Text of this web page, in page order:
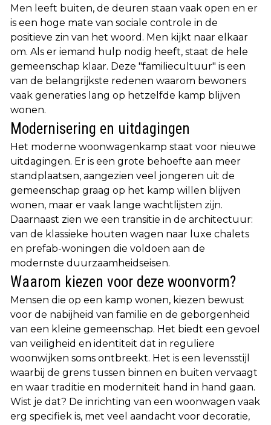
Men leeft buiten, de deuren staan vaak open en er
is een hoge mate van sociale controle in de
positieve zin van het woord. Men kijkt naar elkaar
om. Als er iemand hulp nodig heeft, staat de hele
gemeenschap klaar. Deze "familiecultuur" is een
van de belangrijkste redenen waarom bewoners
vaak generaties lang op hetzelfde kamp blijven
wonen.
Modernisering en uitdagingen
Het moderne woonwagenkamp staat voor nieuwe
uitdagingen. Er is een grote behoefte aan meer
standplaatsen, aangezien veel jongeren uit de
gemeenschap graag op het kamp willen blijven
wonen, maar er vaak lange wachtlijsten zijn.
Daarnaast zien we een transitie in de architectuur:
van de klassieke houten wagen naar luxe chalets
en prefab-woningen die voldoen aan de
modernste duurzaamheidseisen.
Waarom kiezen voor deze woonvorm?
Mensen die op een kamp wonen, kiezen bewust
voor de nabijheid van familie en de geborgenheid
van een kleine gemeenschap. Het biedt een gevoel
van veiligheid en identiteit dat in reguliere
woonwijken soms ontbreekt. Het is een levensstijl
waarbij de grens tussen binnen en buiten vervaagt
en waar traditie en moderniteit hand in hand gaan.
Wist je dat? De inrichting van een woonwagen vaak
erg specifiek is, met veel aandacht voor decoratie,